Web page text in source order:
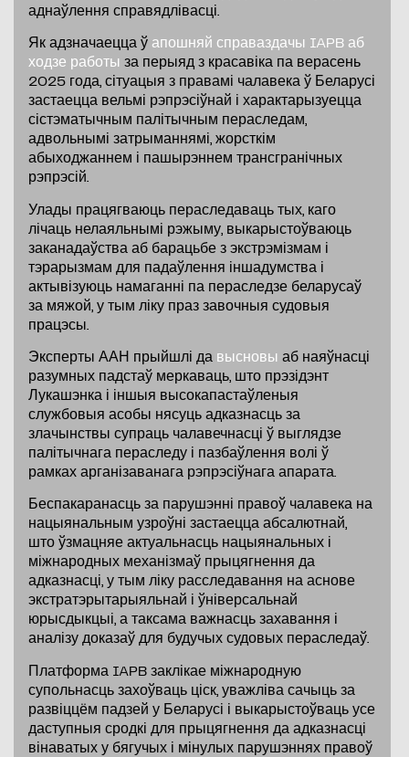
аднаўлення справядлівасці.
Як адзначаецца ў апошняй справаздачы IAPB аб
ходзе работы за перыяд з красавіка па верасень
2025 года, сітуацыя з правамі чалавека ў Беларусі
застаецца вельмі рэпрэсіўнай і характарызуецца
сістэматычным палітычным пераследам,
адвольнымі затрыманнямі, жорсткім
абыходжаннем і пашырэннем трансгранічных
рэпрэсій.
Улады працягваюць пераследаваць тых, каго
лічаць нелаяльнымі рэжыму, выкарыстоўваюць
заканадаўства аб барацьбе з экстрэмізмам і
тэрарызмам для падаўлення іншадумства і
актывізуюць намаганні па пераследзе беларусаў
за мяжой, у тым ліку праз завочныя судовыя
працэсы.
Эксперты ААН прыйшлі да высновы аб наяўнасці
разумных падстаў меркаваць, што прэзідэнт
Лукашэнка і іншыя высокапастаўленыя
службовыя асобы нясуць адказнасць за
злачынствы супраць чалавечнасці ў выглядзе
палітычнага пераследу і пазбаўлення волі ў
рамках арганізаванага рэпрэсіўнага апарата.
Беспакаранасць за парушэнні правоў чалавека на
нацыянальным узроўні застаецца абсалютнай,
што ўзмацняе актуальнасць нацыянальных і
міжнародных механізмаў прыцягнення да
адказнасці, у тым ліку расследавання на аснове
экстратэрытарыяльнай і ўніверсальнай
юрысдыкцыі, а таксама важнасць захавання і
аналізу доказаў для будучых судовых пераследаў.
Платформа IAPB заклікае міжнародную
супольнасць захоўваць ціск, уважліва сачыць за
развіццём падзей у Беларусі і выкарыстоўваць усе
даступныя сродкі для прыцягнення да адказнасці
вінаватых у бягучых і мінулых парушэннях правоў